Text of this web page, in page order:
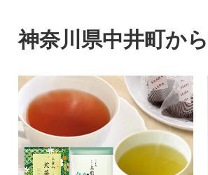
神奈川県中井町か